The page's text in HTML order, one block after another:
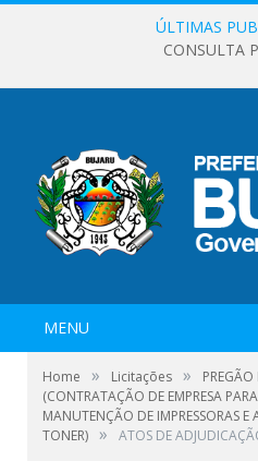
ÚLTIMAS
CONSULTA
MENU
Home » Licitações »
(CONTRATAÇÃO DE EMPRESA
MANUTENÇÃO DE IMPRESSORAS
TONER) » ATOS DE